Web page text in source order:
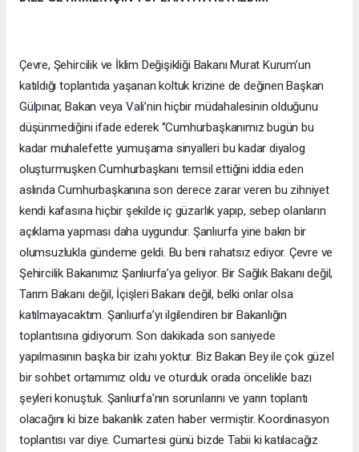
Çevre, Şehircilik ve İklim Değişikliği Bakanı Murat Kurum’un
katıldığı toplantıda yaşanan koltuk krizine de değinen Başkan
Gülpınar, Bakan veya Vali’nin hiçbir müdahalesinin olduğunu
düşünmediğini ifade ederek ‘’Cumhurbaşkanımız bugün bu
kadar muhalefette yumuşama sinyalleri bu kadar diyalog
oluşturmuşken Cumhurbaşkanı temsil ettiğini iddia eden
aslında Cumhurbaşkanına son derece zarar veren bu zihniyet
kendi kafasına hiçbir şekilde iç güzarlık yapıp, sebep olanların
açıklama yapması daha uygundur. Şanlıurfa yine bakın bir
olumsuzlukla gündeme geldi. Bu beni rahatsız ediyor. Çevre ve
Şehircilik Bakanımız Şanlıurfa’ya geliyor. Bir Sağlık Bakanı değil,
Tarım Bakanı değil, İçişleri Bakanı değil, belki onlar olsa
katılmayacaktım. Şanlıurfa’yı ilgilendiren bir Bakanlığın
toplantısına gidiyorum. Son dakikada son saniyede
yapılmasının başka bir izahı yoktur. Biz Bakan Bey ile çok güzel
bir sohbet ortamımız oldu ve oturduk orada öncelikle bazı
şeyleri konuştuk. Şanlıurfa'nın sorunlarını ve yarın toplantı
olacağını ki bize bakanlık zaten haber vermiştir. Koordinasyon
toplantısı var diye. Cumartesi günü bizde Tabii ki katılacağız